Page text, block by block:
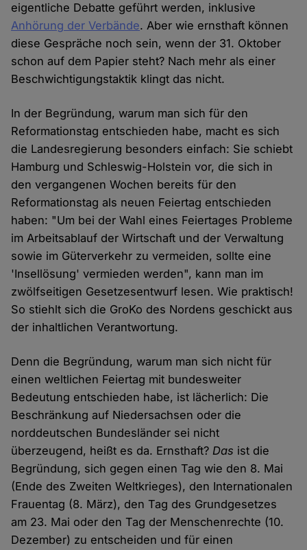
eigentliche Debatte geführt werden, inklusive
Anhörung der Verbände. Aber wie ernsthaft können
diese Gespräche noch sein, wenn der 31. Oktober
schon auf dem Papier steht? Nach mehr als einer
Beschwichtigungstaktik klingt das nicht.
In der Begründung, warum man sich für den
Reformationstag entschieden habe, macht es sich
die Landesregierung besonders einfach: Sie schiebt
Hamburg und Schleswig-Holstein vor, die sich in
den vergangenen Wochen bereits für den
Reformationstag als neuen Feiertag entschieden
haben: "Um bei der Wahl eines Feiertages Probleme
im Arbeitsablauf der Wirtschaft und der Verwaltung
sowie im Güterverkehr zu vermeiden, sollte eine
'Insellösung' vermieden werden", kann man im
zwölfseitigen Gesetzesentwurf lesen. Wie praktisch!
So stiehlt sich die GroKo des Nordens geschickt aus
der inhaltlichen Verantwortung.
Denn die Begründung, warum man sich nicht für
einen weltlichen Feiertag mit bundesweiter
Bedeutung entschieden habe, ist lächerlich: Die
Beschränkung auf Niedersachsen oder die
norddeutschen Bundesländer sei nicht
überzeugend, heißt es da. Ernsthaft?Das ist die
Begründung, sich gegen einen Tag wie den 8. Mai
(Ende des Zweiten Weltkrieges), den Internationalen
Frauentag (8. März), den Tag des Grundgesetzes
am 23. Mai oder den Tag der Menschenrechte (10.
Dezember) zu entscheiden und für einen